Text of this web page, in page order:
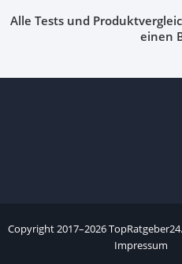
Alle Tests und
einen
Copyright2017–2026
Impressum